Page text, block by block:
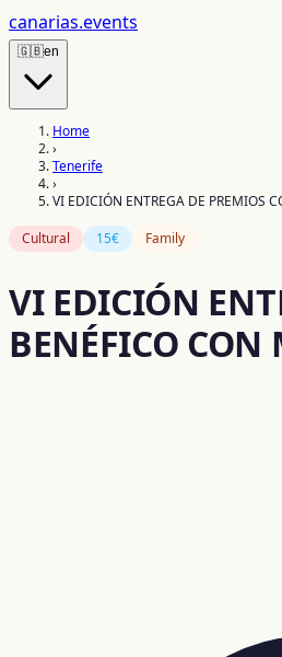
canarias.events
🇬🇧en
Home
›
Tenerife
›
VI EDICIÓN ENTREGA DE PREMIOS
Cultural
15€ Family
VI EDICIÓN
BENÉFICO CON